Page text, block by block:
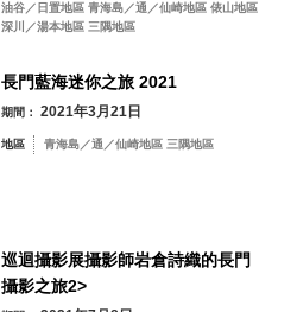
油谷／日置地區 青海島／通／仙崎地區 俵山地區
深川／湯本地區 三隅地區
長門藍海迷你之旅 2021
期間： 2021年3月21日
地區 青海島／通／仙崎地區 三隅地區
巡迴攝影展攝影師岩倉詩織的長門
攝影之旅2>